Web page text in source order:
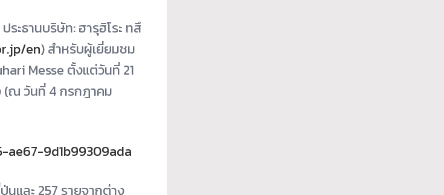
ะธานบริษัท: ฮารุฮิโระ ทสึ
en) สำหรับผู้เยี่ยมชม
Messe ตั้งแต่วันที่ 21
(ณ วันที่ 4 กรกฎาคม
9d1b99309ada
และ 257 รายจากต่าง